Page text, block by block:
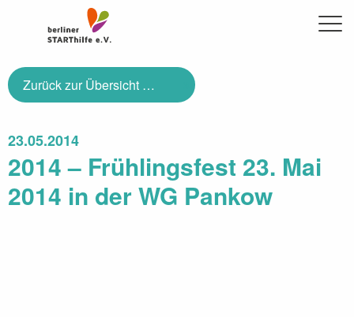
berliner STARThilfe e.V.
Über uns
Initiative Transparente Zivilgesellschaft
Geschichte
Geschäftsstelle
Zurück zur Übersicht …
23.05.2014
2014 – Frühlingsfest 23. Mai
2014 in der WG Pankow